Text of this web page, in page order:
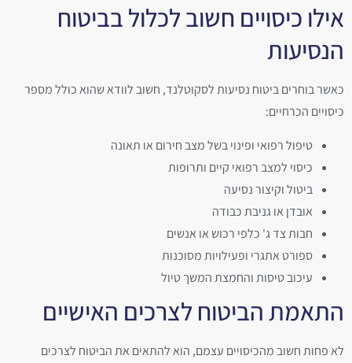
אילו כיסויים חשוב לכלול בביטוח
הנסיעות
כאשר בוחרים ביטוח נסיעות לסקוטלנד, חשוב לוודא שהוא כולל מספר
כיסויים הכרחיים:
טיפול רפואי ופינוי בשל מצב חירום או תאונה
כיסוי למצב רפואי קיים ותרופות
ביטול וקיצור נסיעה
אובדן או גניבת כבודה
חבות צד ג' כלפי רכוש או אנשים
ספורט אתגרי ופעילויות מסוכנות
עיכוב טיסות והחמצת המשך טיול
התאמת הביטוח לצרכים האישיים
לא פחות חשוב מהכיסויים עצמם, הוא להתאים את הביטוח לצרכים